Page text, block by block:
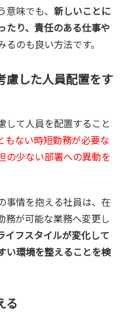
味でも、 新しいことに
たり、責任のある仕事や
るのも良い方法です。
慮した人員配置をす
して人員を配置すること
もない時短勤務が必要な
の少ない部署への異動を
事情を抱える社員は、在
務が可能な業務へ変更し
イフスタイルが変化して
い環境を整えることを検
る